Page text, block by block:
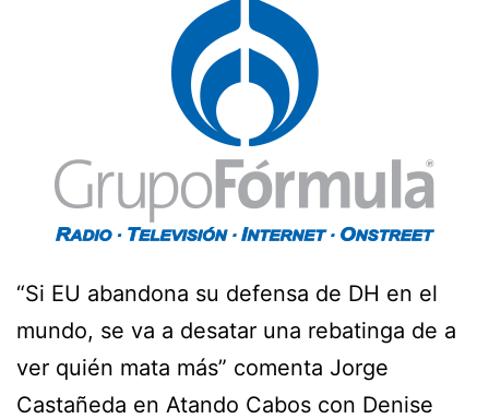
“Si EU abandona su defensa de DH en el
mundo, se va a desatar una rebatinga de a
ver quién mata más” comenta Jorge
Castañeda en Atando Cabos con Denise